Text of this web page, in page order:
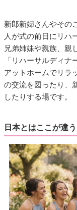
新郎新婦さんやその
人が式の前日にリハ
兄弟姉妹や親族、親
「リハーサルディナ
アットホームでリラ
の交流を図ったり、
したりする場です。
日本とはここが違